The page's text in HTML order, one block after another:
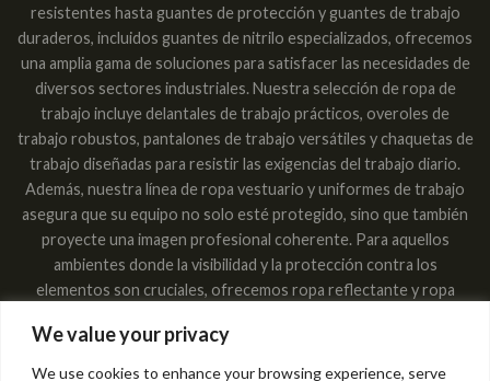
We value your privacy
We use cookies to enhance your browsing experience, serve
resistentes hasta guantes de protección y guantes de trabajo
duraderos, incluidos guantes de nitrilo especializados, ofrecemos
una amplia gama de soluciones para satisfacer las necesidades de
diversos sectores industriales. Nuestra selección de ropa de
trabajo incluye delantales de trabajo prácticos, overoles de
trabajo robustos, pantalones de trabajo versátiles y chaquetas de
trabajo diseñadas para resistir las exigencias del trabajo diario.
Además, nuestra línea de ropa vestuario y uniformes de trabajo
asegura que su equipo no solo esté protegido, sino que también
proyecte una imagen profesional coherente. Para aquellos
ambientes donde la visibilidad y la protección contra los
elementos son cruciales, ofrecemos ropa reflectante y ropa
estén secos en cualquier condición. Las máscaras respiratorias,
lentes de seguridad industrial y lentes de protección